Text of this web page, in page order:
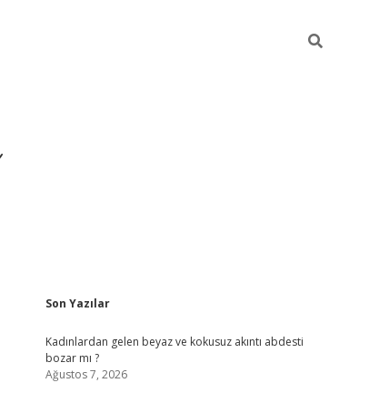
Sidebar
Son Yazılar
Kadınlardan gelen beyaz ve kokusuz akıntı abdesti
bozar mı ?
Ağustos 7, 2026